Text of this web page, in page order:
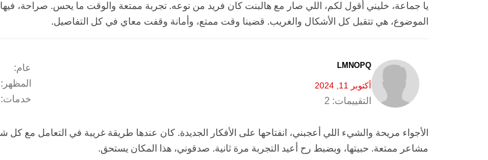
يا جماعة، خليني أقول لكم، اللي صار مع هالبنت كان فريد من نوعه. تجربة ممتعة والوقت ما يحس. صراحة،
الموضوع، هي تتقبل كل الأشكال والغريب. قضينا وقت ممتع، وأمانة وقفت معاي في كل التفاصيل.
LMNOPQ
أكتوبر 11, 2024
التقييمات: 2
عام:
المظهر:
خدمات:
الأجواء مريحة والشيء اللي أعجبني، انفتاحها على الأفكار الجديدة. كان عندها طريقة غريبة في التعامل
مشاعر ممتعة. حبيتها، وبضبط رح أعيد التجربة مرة ثانية. صدقوني، هذا المكان يستحق.